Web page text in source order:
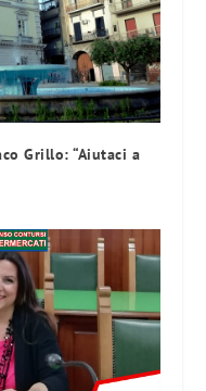
Grillo: “Aiutaci a